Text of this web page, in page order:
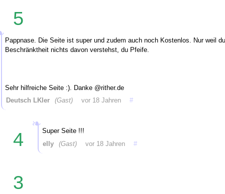
5
Pappnase. Die Seite ist super und zudem auch noch Kostenlos. Nur weil
Beschränktheit nichts davon verstehst, du Pfeife.
Sehr hilfreiche Seite :). Danke @rither.de
Deutsch LKler
(Gast) vor 18 Jahren #
4
Super Seite !!!
elly
(Gast) vor 18 Jahren #
3